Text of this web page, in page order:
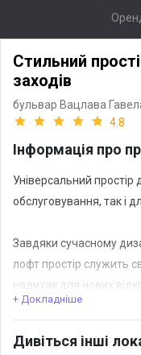
Стильний
заходів
бульвар Вацлава
4.8
Інформація про
Універсальний простір
обслуговування, так і
Завдяки сучасному
лофт простір служить
надихає для нових
Оренда можлива як
+ Докладніше
Дивіться інші